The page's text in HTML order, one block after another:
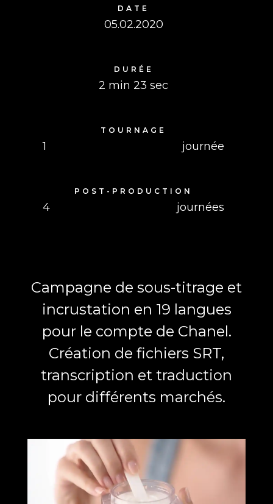
DATE
05.02.2020
DURÉE
2 min 23 sec
TOURNAGE
1 journée
POST-PRODUCTION
4 journées
Campagne de sous-titrage et
incrustation en 19 langues
pour le compte de Chanel.
Création de fichiers SRT,
transcription et traduction
pour différents marchés.